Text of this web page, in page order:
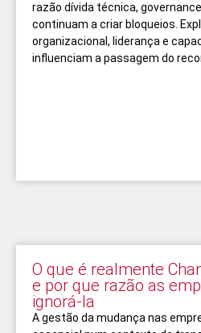
razão dívida técnica,
continuam a criar bloqueios.
organizacional, liderança e
influenciam a passagem do
O que é realmente
e por que razão as
ignorá-la
A gestão da mudança nas